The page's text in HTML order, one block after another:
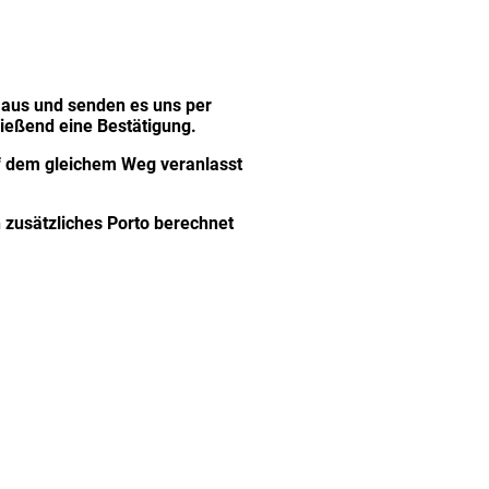
und senden es uns per
eine Bestätigung.
gleichem Weg veranlasst
Porto berechnet